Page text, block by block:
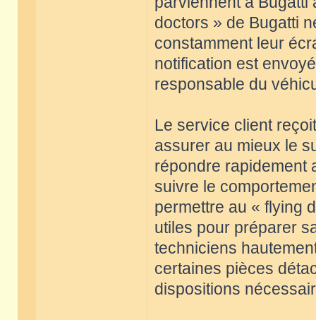
doctors » de Bugatti
constamment leur
notification est
responsable du
Le service client
assurer au mieux le
répondre rapidement
suivre le
permettre au « flying
utiles pour préparer
techniciens
certaines pièces
dispositions